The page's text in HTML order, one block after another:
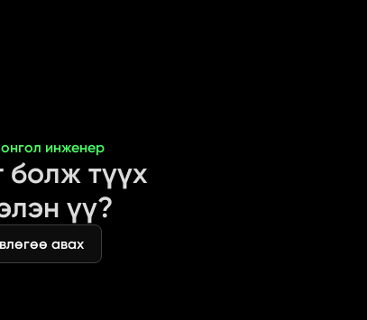
инженер
болж түүх
үү?
авах